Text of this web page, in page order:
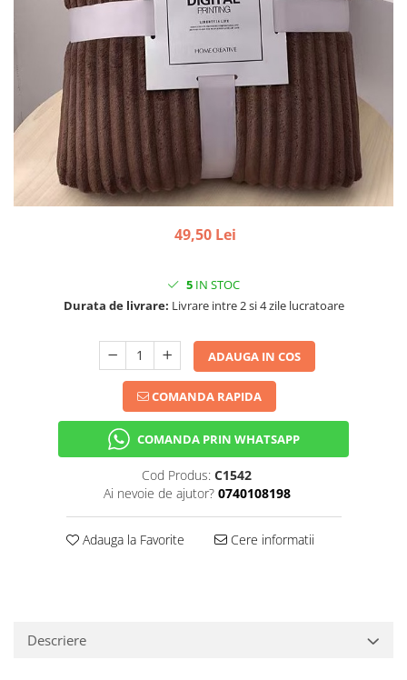
49,50 Lei
5 IN STOC
Durata de livrare: Livrare intre 2 si 4 zile lucratoare
ADAUGA IN COS
COMANDA RAPIDA
COMANDA PRIN WHATSAPP
Cod Produs: C1542
Ai nevoie de ajutor? 0740108198
Adauga la Favorite Cere informatii
Descriere